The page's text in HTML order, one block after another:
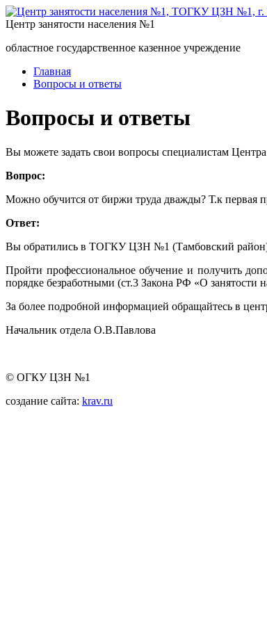
Центр занятости населения №1
областное государственное казенное учреждение
Главная
Вопросы и ответы
Вопросы и ответы
Вы можете задать свои вопросы специалистам
Вопрос:
Можно обучится от биржи труда дважды? Т.к первая
Ответ:
Вы обратились в ТОГКУ ЦЗН №1 (Тамбовский
Пройти профессиональное обучение и получить
порядке безработными (ст.3 Закона РФ «О занятости
За более подробной информацией обращайтесь в
Начальник отдела О.В.Павлова
© ОГКУ ЦЗН №1
создание сайта: krav.ru